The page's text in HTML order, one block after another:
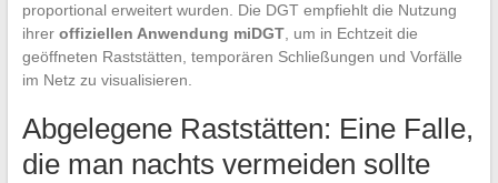
proportional erweitert wurden. Die DGT empfiehlt die Nutzung
ihrer offiziellen Anwendung miDGT, um in Echtzeit die
geöffneten Raststätten, temporären Schließungen und Vorfälle
im Netz zu visualisieren.
Abgelegene Raststätten: Eine Falle,
die man nachts vermeiden sollte